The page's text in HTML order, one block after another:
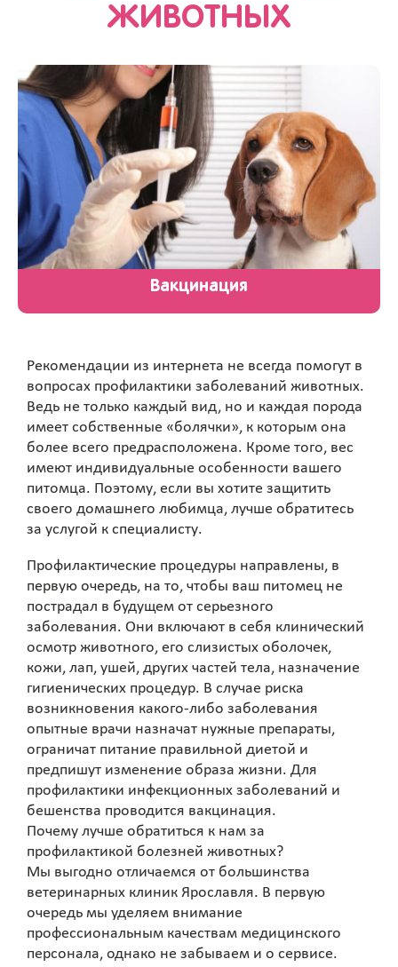
ЖИВОТНЫХ
Вакцинация
Рекомендации из интернета не всегда помогут в
вопросах профилактики заболеваний животных.
Ведь не только каждый вид, но и каждая порода
имеет собственные «болячки», к которым она
более всего предрасположена. Кроме того, вес
имеют индивидуальные особенности вашего
питомца. Поэтому, если вы хотите защитить
своего домашнего любимца, лучше обратитесь
за услугой к специалисту.
Профилактические процедуры направлены, в
первую очередь, на то, чтобы ваш питомец не
пострадал в будущем от серьезного
заболевания. Они включают в себя клинический
осмотр животного, его слизистых оболочек,
кожи, лап, ушей, других частей тела, назначение
гигиенических процедур. В случае риска
возникновения какого-либо заболевания
опытные врачи назначат нужные препараты,
ограничат питание правильной диетой и
предпишут изменение образа жизни. Для
профилактики инфекционных заболеваний и
бешенства проводится вакцинация.
Почему лучше обратиться к нам за
профилактикой болезней животных?
Мы выгодно отличаемся от большинства
ветеринарных клиник Ярославля. В первую
очередь мы уделяем внимание
профессиональным качествам медицинского
персонала, однако не забываем и о сервисе.